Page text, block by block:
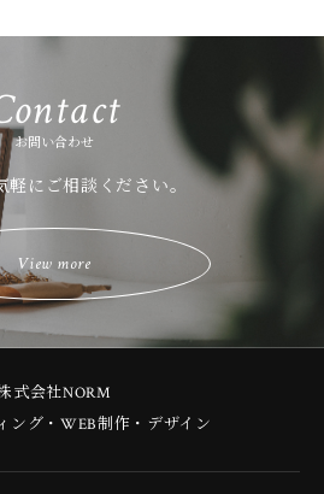
お問い合わせ
軽にご相談ください。
View more
式会社NORM
ング・WEB制作・デザイン